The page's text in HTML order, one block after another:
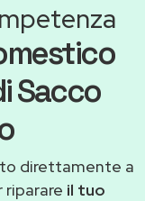
Sacco
direttamente a
riparare il tuo